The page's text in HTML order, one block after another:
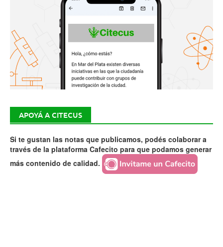
APOYÁ A CITECUS
Si te gustan las notas que publicamos, podés colaborar a
través de la plataforma Cafecito para que podamos generar
más contenido de calidad.